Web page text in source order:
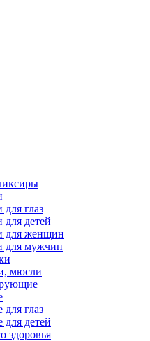
глаз
детей
для женщин
для мужчин
мюсли
глаз
детей
здоровья